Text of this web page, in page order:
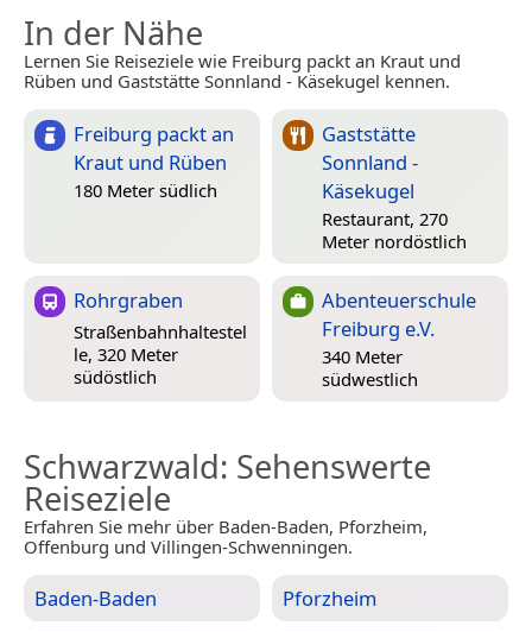
In der Nähe
Lernen Sie Reiseziele wie Freiburg packt an Kraut und
Rüben und Gaststätte Sonnland - Käsekugel kennen.
Freiburg packt an
Kraut und Rüben
180 Meter südlich
Gaststätte
Sonnland -
Käsekugel
Restaurant, 270
Meter nordöstlich
Rohrgraben
Straßenbahnhaltestel
le, 320 Meter
südöstlich
Abenteuerschule
Freiburg e.V.
340 Meter
südwestlich
Schwarzwald: Sehenswerte
Reiseziele
Erfahren Sie mehr über Baden-Baden, Pforzheim,
Offenburg und Villingen-Schwenningen.
Baden-Baden Pforzheim